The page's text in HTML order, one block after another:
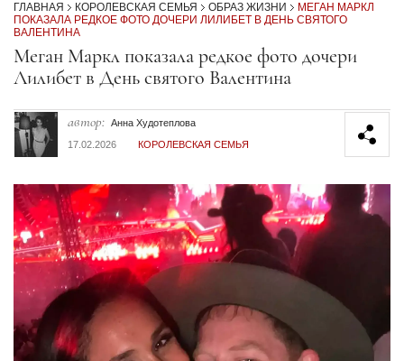
ГЛАВНАЯ КОРОЛЕВСКАЯ СЕМЬЯ ОБРАЗ ЖИЗНИ
МЕГАН МАРКЛ
ПОКАЗАЛА РЕДКОЕ ФОТО ДОЧЕРИ ЛИЛИБЕТ В ДЕНЬ СВЯТОГО
ВАЛЕНТИНА
Секция статей
Меган Маркл показала редкое фото дочери
Лилибет в День святого Валентина
автор: Анна Худотеплова
17.02.2026
КОРОЛЕВСКАЯ СЕМЬЯ